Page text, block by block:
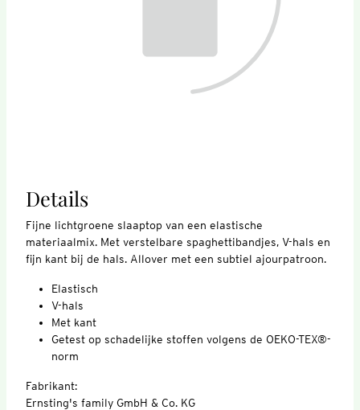
Details
Fijne lichtgroene slaaptop van een elastische
materiaalmix. Met verstelbare spaghettibandjes, V-hals en
fijn kant bij de hals. Allover met een subtiel ajourpatroon.
Elastisch
V-hals
Met kant
Getest op schadelijke stoffen volgens de OEKO-TEX®-
norm
Fabrikant:
Ernsting's family GmbH & Co. KG